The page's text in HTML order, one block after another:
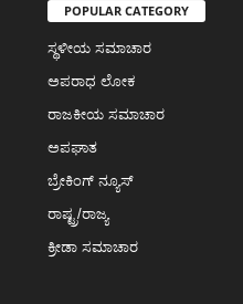
POPULAR CATEGORY
ಸ್ಥಳೀಯ ಸಮಾಚಾರ
ಅಪರಾಧ ಲೋಕ
ರಾಜಕೀಯ ಸಮಾಚಾರ
ಅಪಘಾತ
ಬ್ರೇಕಿಂಗ್‌ ನ್ಯೂಸ್
ರಾಷ್ಟ್ರ/ರಾಜ್ಯ
ಕ್ರೀಡಾ ಸಮಾಚಾರ